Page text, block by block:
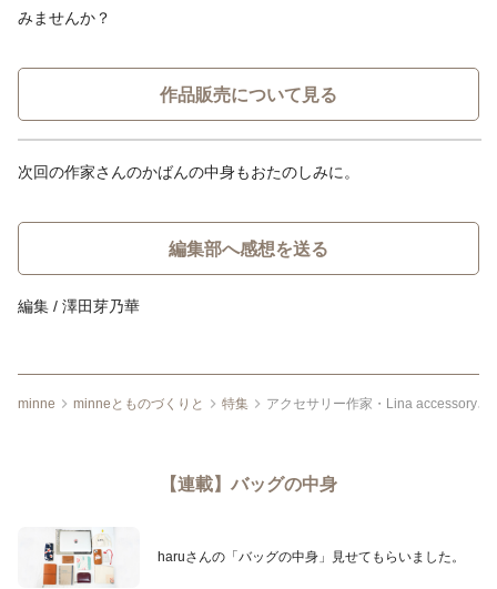
みませんか？
作品販売について見る
次回の作家さんのかばんの中身もおたのしみに。
編集部へ感想を送る
編集 / 澤田芽乃華
minne minneとものづくりと 特集 アクセサリー作家・Lina accessory
【連載】バッグの中身
haruさんの「バッグの中身」見せてもらいました。